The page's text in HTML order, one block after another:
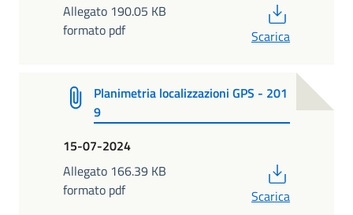
Allegato 190.05 KB
formato pdf
Scarica
Planimetria localizzazioni GPS - 201
9
15-07-2024
Allegato 166.39 KB
formato pdf
Scarica